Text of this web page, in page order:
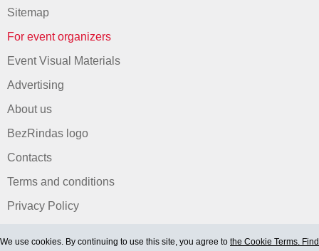
Sitemap
For event organizers
Event Visual Materials
Advertising
About us
BezRindas logo
Contacts
Terms and conditions
Privacy Policy
We use cookies. By continuing to use this site, you agree to the Cookie Terms. Find